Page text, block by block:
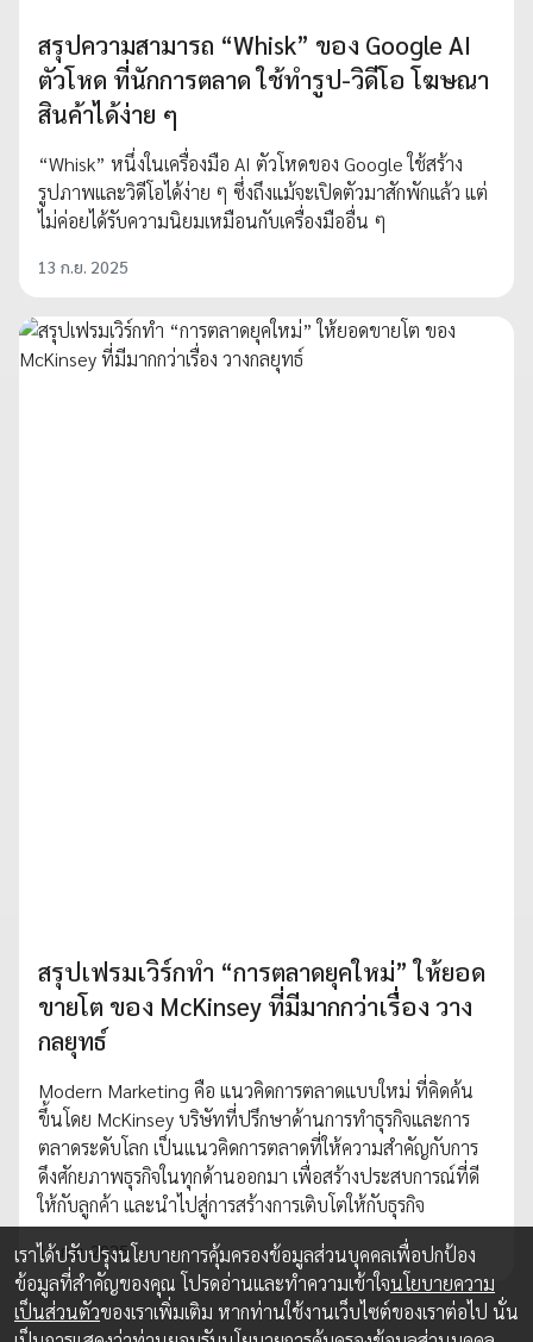
สรุปความสามารถ “Whisk” ของ Google AI
ตัวโหด ที่นักการตลาด ใช้ทำรูป-วิดีโอ โฆษณา
สินค้าได้ง่าย ๆ
“Whisk” หนึ่งในเครื่องมือ AI ตัวโหดของ Google ใช้สร้าง
รูปภาพและวิดีโอได้ง่าย ๆ ซึ่งถึงแม้จะเปิดตัวมาสักพักแล้ว แต่
ไม่ค่อยได้รับความนิยมเหมือนกับเครื่องมืออื่น ๆ
13 ก.ย. 2025
สรุปเฟรมเวิร์กทำ “การตลาดยุคใหม่” ให้ยอด
ขายโต ของ McKinsey ที่มีมากกว่าเรื่อง วาง
กลยุทธ์
Modern Marketing คือ แนวคิดการตลาดแบบใหม่ ที่คิดค้น
ขึ้นโดย McKinsey บริษัทที่ปรึกษาด้านการทำธุรกิจและการ
ตลาดระดับโลก เป็นแนวคิดการตลาดที่ให้ความสำคัญกับการ
ดึงศักยภาพธุรกิจในทุกด้านออกมา เพื่อสร้างประสบการณ์ที่ดี
ให้กับลูกค้า และนำไปสู่การสร้างการเติบโตให้กับธุรกิจ
17 ก.ย. 2025
เราได้ปรับปรุงนโยบายการคุ้มครองข้อมูลส่วนบุคคลเพื่อปกป้อง
ข้อมูลที่สำคัญของคุณ โปรดอ่านและทำความเข้าใจนโยบายความ
เป็นส่วนตัวของเราเพิ่มเติม หากท่านใช้งานเว็บไซต์ของเราต่อไป นั่น